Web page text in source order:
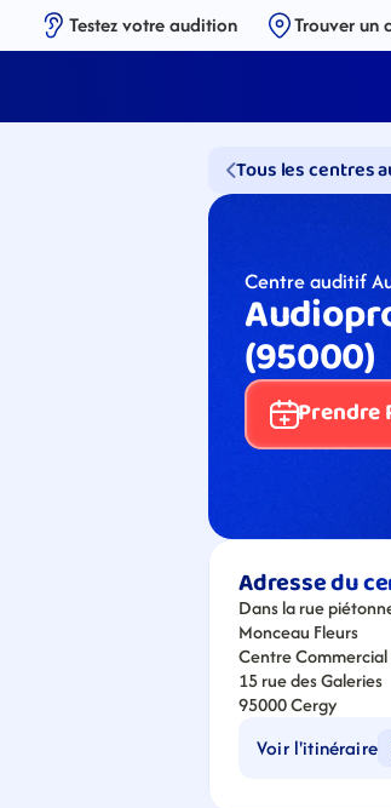
Testez votre audition Trouver un
Tous les centres
Centre auditif
(95000)
Prendre
Adresse du
Dans la rue
Monceau Fleurs
Centre Commercial
15 rue des Galeries
95000 Cergy
Voir l'itinéraire